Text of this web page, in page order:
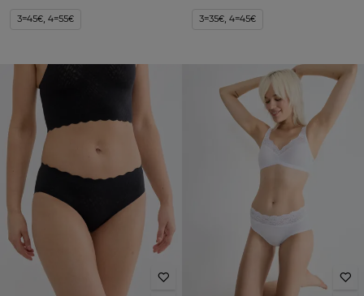
3=45€, 4=55€ 3=35€, 4=45€